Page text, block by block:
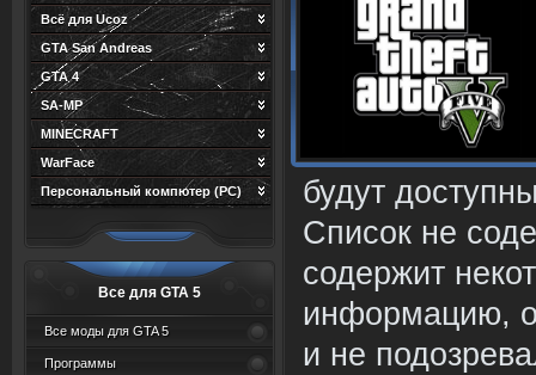
Всё для Ucoz
GTA San Andreas
GTA 4
SA-MP
MINECRAFT
WarFace
Персональный компютер (PC)
Все для GTA 5
Все моды для GTA 5
Программы
будут
Список не
содержит
информацию,
и не